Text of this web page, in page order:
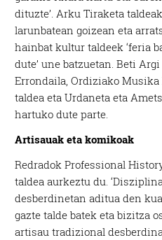
dituzte’. Arku Tiraketa
larunbatean goizean eta
hainbat kultur taldeek ‘feria
dute’ une batzuetan. Beti
Errondaila, Ordiziako
taldea eta Urdaneta eta
hartuko dute parte.
Artisauak eta komikoak
Redradok Professional
taldea aurkeztu du.
desberdinetan aditua den
gazte talde batek eta bizitza
artisau tradizional